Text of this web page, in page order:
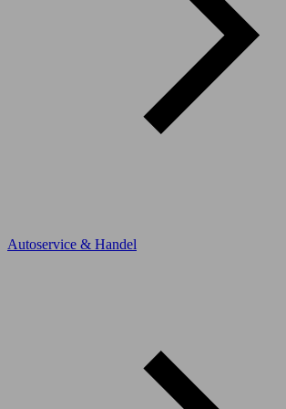
Autoservice & Handel